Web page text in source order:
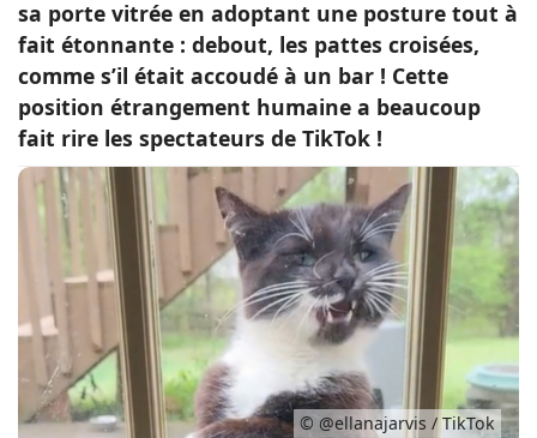
Sauvetages
Conso
sa porte vitrée en adoptant une posture tout à
fait étonnante : debout, les pattes croisées,
comme s’il était accoudé à un bar ! Cette
position étrangement humaine a beaucoup
fait rire les spectateurs de TikTok !
© @ellanajarvis / TikTok